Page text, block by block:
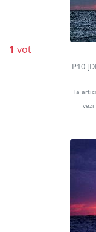
1 vot
P10
la
vezi